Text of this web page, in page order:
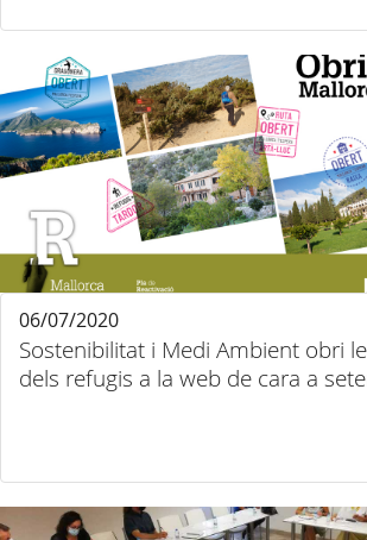
Sostenibilitat i Medi Ambient obri
dels refugis a la web de cara a
06/07/2020